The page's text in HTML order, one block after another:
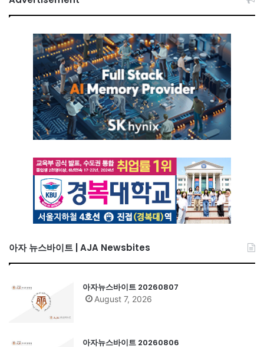
아자 뉴스바이트 | AJA Newsbites
아자뉴스바이트 20260807
August 7, 2026
아자뉴스바이트 20260806